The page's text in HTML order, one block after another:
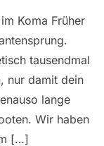
Koma Früher
tausendmal
nur damit dein
lange
Wir haben
[…]